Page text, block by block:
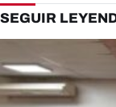
SEGUIR